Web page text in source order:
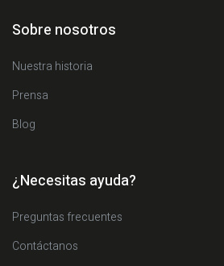
Sobre nosotros
Nuestra historia
Prensa
Blog
¿Necesitas ayuda?
Preguntas frecuentes
Contáctanos